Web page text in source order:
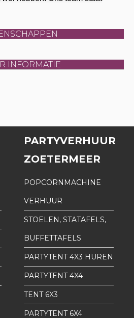
INFORMATIE
PARTYVERHUUR
ZOETERMEER
POPCORNMACHINE
VERHUUR
STOELEN, STATAFELS,
BUFFETTAFELS
PARTYTENT 4X3 HUREN
PARTYTENT 4X4
TENT 6X3
PARTYTENT 6X4